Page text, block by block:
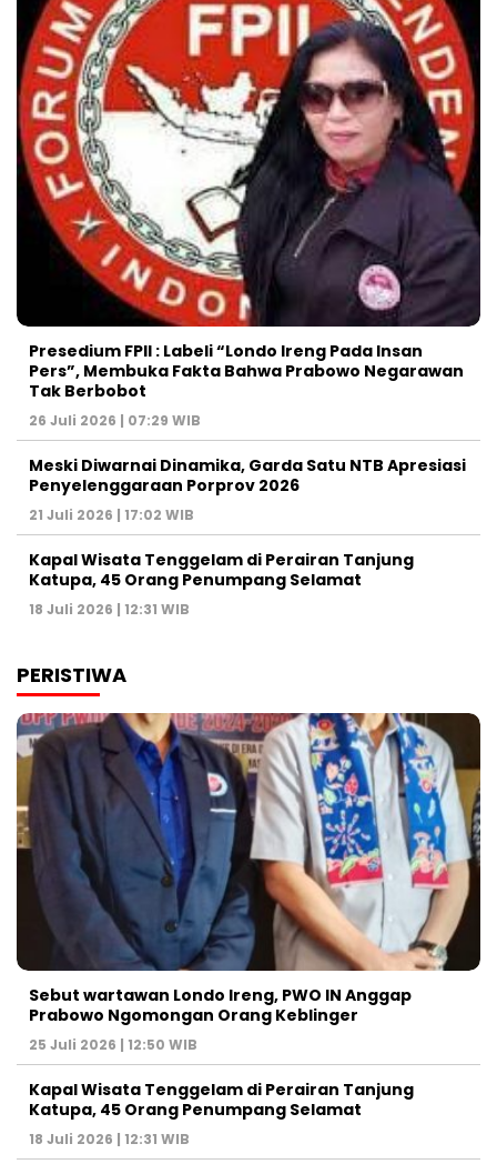
Presedium FPII : Labeli “Londo Ireng Pada Insan
Pers”, Membuka Fakta Bahwa Prabowo Negarawan
Tak Berbobot
26 Juli 2026 | 07:29 WIB
Meski Diwarnai Dinamika, Garda Satu NTB Apresiasi
Penyelenggaraan Porprov 2026 ‎
21 Juli 2026 | 17:02 WIB
Kapal Wisata Tenggelam di Perairan Tanjung
Katupa, 45 Orang Penumpang Selamat
18 Juli 2026 | 12:31 WIB
PERISTIWA
Sebut wartawan Londo Ireng, PWO IN Anggap
Prabowo Ngomongan Orang Keblinger
25 Juli 2026 | 12:50 WIB
Kapal Wisata Tenggelam di Perairan Tanjung
Katupa, 45 Orang Penumpang Selamat
18 Juli 2026 | 12:31 WIB